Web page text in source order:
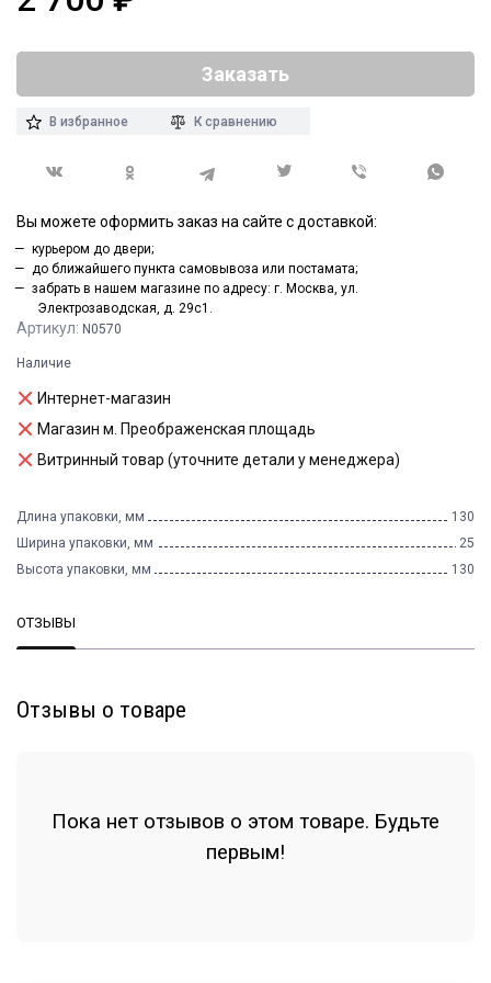
Артикул: N0570
Наличие
Интернет-магазин
Магазин м. Преображенская площадь
Витринный товар (уточните детали у менеджера)
Длина упаковки, мм
130
Ширина упаковки, мм
25
Высота упаковки, мм
130
Заказать
В избранное К сравнению
Вы можете оформить заказ на сайте с доставкой:
курьером до двери;
до ближайшего пункта самовывоза или постамата;
забрать в нашем магазине по адресу: г. Москва, ул.
Электрозаводская, д. 29с1.
ОТЗЫВЫ
Отзывы о товаре
Пока нет отзывов о этом товаре. Будьте
первым!